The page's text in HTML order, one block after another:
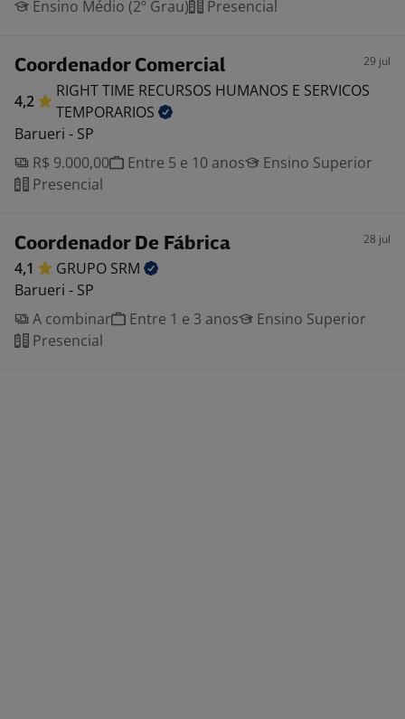
Ensino Médio (2º Grau) Presencial
Coordenador Comercial 29 jul
4,2
RIGHT TIME RECURSOS HUMANOS E SERVICOS
TEMPORARIOS
Barueri - SP
R$ 9.000,00
Entre 5 e 10 anos
Ensino Superior
Presencial
Coordenador De Fábrica 28 jul
4,1 GRUPO SRM
Barueri - SP
A combinar
Entre 1 e 3 anos
Ensino Superior
Presencial